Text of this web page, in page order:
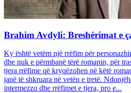
Brahim Avdyli: Breshërimat e
Ky është vetëm një rrëfim për
dhe nuk e përmbanë tërë romanin, për
tjera rrëfime që kryqëzohen në këtë
janë të shkruara në vetën e tretë.
intermezzo dhe rrëfimet e tjera, pro e...